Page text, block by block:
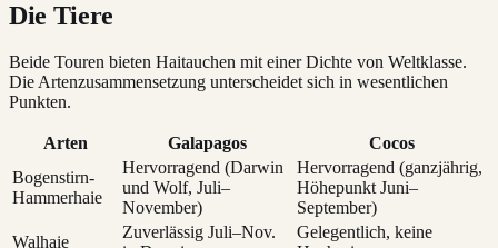
Die Tiere
Beide Touren bieten Haitauchen mit einer Dichte von Weltklasse.
Die Artenzusammensetzung unterscheidet sich in wesentlichen
Punkten.
Arten Galapagos
Cocos
Bogenstirn-
Hammerhaie
Hervorragend (Darwin
und Wolf, Juli–
November)
Hervorragend (ganzjährig,
Höhepunkt Juni–
September)
Walhaie
Zuverlässig Juli–Nov.
Gelegentlich, keine